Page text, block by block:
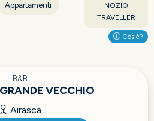
Appartamenti
NOZIO
TRAVELLER
Cos'è?
B&B
VECCHIO
Airasca